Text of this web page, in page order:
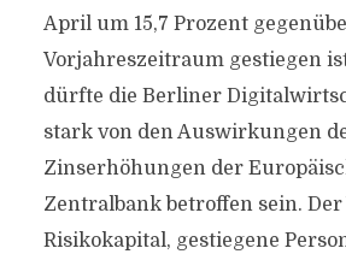
April um 15,7 Prozent
Vorjahreszeitraum gestiegen
dürfte die Berliner
stark von den Auswirkungen
Zinserhöhungen der
Zentralbank betroffen sein.
Risikokapital, gestiegene